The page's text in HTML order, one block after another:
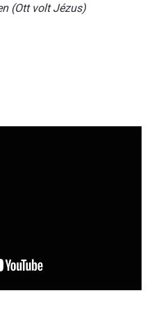
(Ott volt Jézus)